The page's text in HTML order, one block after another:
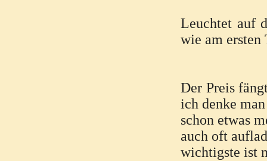
Leuchtet auf
wie am ersten
Der Preis
ich denke
schon etwas
auch oft
wichtigste ist